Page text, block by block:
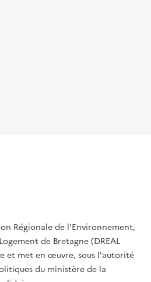
Régionale de l'Environnement,
de Bretagne (DREAL
et met en œuvre, sous l'autorité
du ministère de la